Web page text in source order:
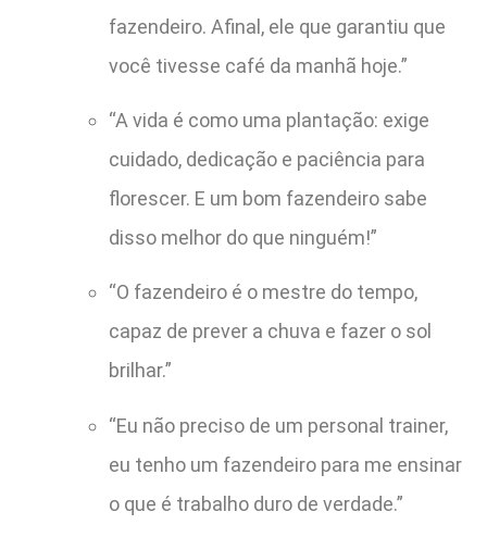
fazendeiro. Afinal, ele que garantiu que
você tivesse café da manhã hoje.”
“A vida é como uma plantação: exige
cuidado, dedicação e paciência para
florescer. E um bom fazendeiro sabe
disso melhor do que ninguém!”
“O fazendeiro é o mestre do tempo,
capaz de prever a chuva e fazer o sol
brilhar.”
“Eu não preciso de um personal trainer,
eu tenho um fazendeiro para me ensinar
o que é trabalho duro de verdade.”